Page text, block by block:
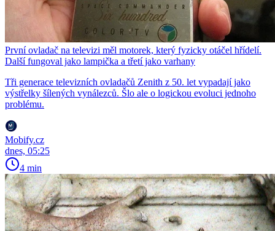
První ovladač na televizi měl motorek, který fyzicky otáčel hřídelí.
Další fungoval jako lampička a třetí jako varhany
Tři generace televizních ovladačů Zenith z 50. let vypadají jako
výstřelky šílených vynálezců. Šlo ale o logickou evoluci jednoho
problému.
Mobify.cz
dnes, 05:25
4 min